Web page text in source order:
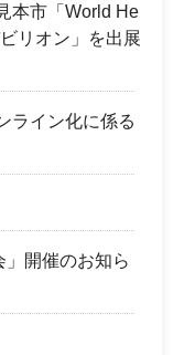
本市「World He
リオン」を出展
ライン化に係る
」開催のお知ら